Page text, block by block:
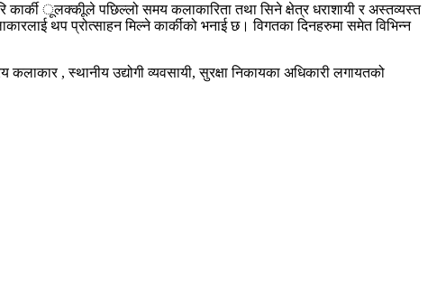
कार्की ूलक्कीूले पछिल्लो समय कलाकारिता तथा सिने क्षेत्र धराशायी र अस्तव्यस्त
थप प्रोत्साहन मिल्ने कार्कीको भनाई छ। विगतका दिनहरुमा समेत विभिन्न
कलाकार , स्थानीय उद्योगी व्यवसायी, सुरक्षा निकायका अधिकारी लगायतको